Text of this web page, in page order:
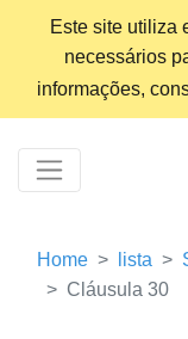
Este site utiliza
necessários
informações,
Home lista
Cláusula 30